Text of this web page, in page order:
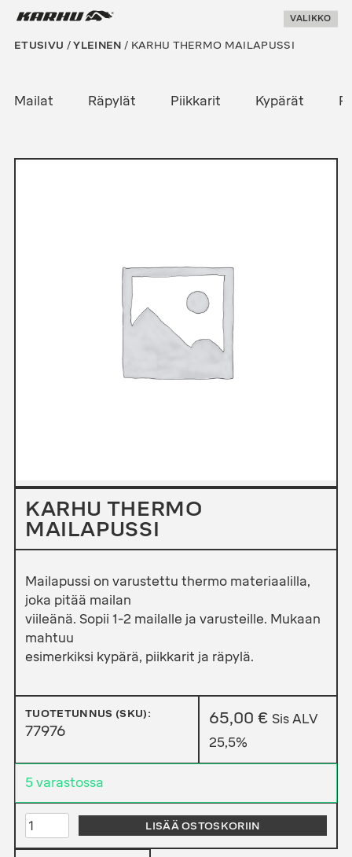
Suoraan
Karhu Pesis VALIKKO
ETUSIVU /YLEINEN / KARHU THERMO MAILAPUSSI
Mailat Räpylät Piikkarit Kypärät
KARHU THERMO
MAILAPUSSI
Mailapussi on varustettu thermo materiaalilla,
joka pitää mailan
viileänä. Sopii 1-2 mailalle ja varusteille. Mukaan
mahtuu
esimerkiksi kypärä, piikkarit ja räpylä.
TUOTETUNNUS (SKU):
77976
65,00 € Sis ALV
25,5%
5 varastossa
KARHU
THERMO
MAILAPUSSI
LISÄÄ OSTOSKORIIN